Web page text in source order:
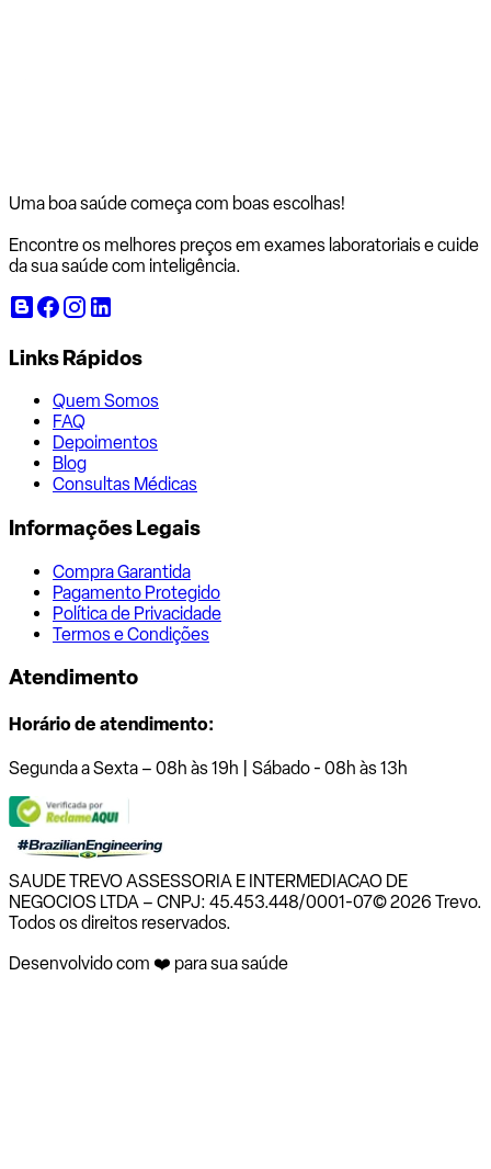
Uma boa saúde começa com boas escolhas!
Encontre os melhores preços em exames laboratoriais e cuide
da sua saúde com inteligência.
Links Rápidos
Quem Somos
FAQ
Depoimentos
Blog
Consultas Médicas
Informações Legais
Compra Garantida
Pagamento Protegido
Política de Privacidade
Termos e Condições
Atendimento
Horário de atendimento:
Segunda a Sexta – 08h às 19h | Sábado - 08h às 13h
SAUDE TREVO ASSESSORIA E INTERMEDIACAO DE
NEGOCIOS LTDA – CNPJ: 45.453.448/0001-07© 2026 Trevo.
Todos os direitos reservados.
Desenvolvido com ❤️ para sua saúde